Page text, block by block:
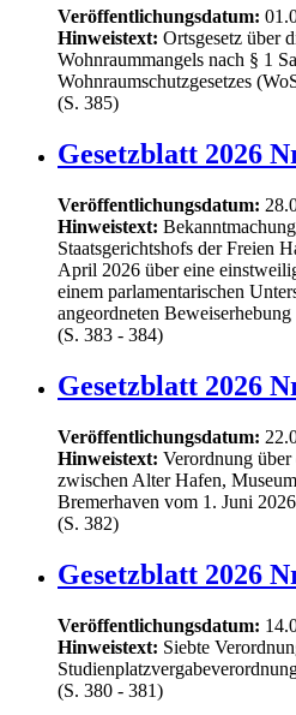
Veröffentlichungsdatum:
Hinweistext: Ortsgesetz über
Wohnraummangels nach § 1
Wohnraumschutzgesetzes
(S. 385)
Gesetzblatt 2026
Veröffentlichungsdatum:
Hinweistext:
Staatsgerichtshofs der Freien
April 2026 über eine
einem parlamentarischen
angeordneten Beweiserhebung
(S. 383 - 384)
Gesetzblatt 2026
Veröffentlichungsdatum:
Hinweistext: Verordnung
zwischen Alter Hafen,
Bremerhaven vom 1. Juni
(S. 382)
Gesetzblatt 2026
Veröffentlichungsdatum:
Hinweistext: Siebte
(S. 380 - 381)